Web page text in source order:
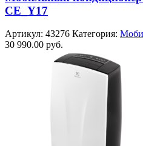
CE_Y17
Артикул: 43276 Категория:
30 990.00 руб.